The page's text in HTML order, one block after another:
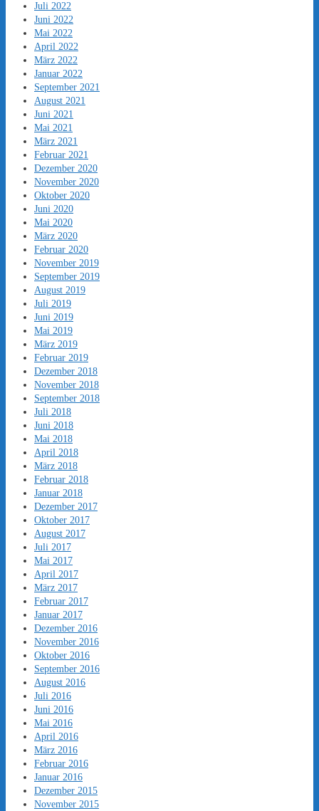
Juli 2022
Juni 2022
Mai 2022
April 2022
März 2022
Januar 2022
September 2021
August 2021
Juni 2021
Mai 2021
März 2021
Februar 2021
Dezember 2020
November 2020
Oktober 2020
Juni 2020
Mai 2020
März 2020
Februar 2020
November 2019
September 2019
August 2019
Juli 2019
Juni 2019
Mai 2019
März 2019
Februar 2019
Dezember 2018
November 2018
September 2018
Juli 2018
Juni 2018
Mai 2018
April 2018
März 2018
Februar 2018
Januar 2018
Dezember 2017
Oktober 2017
August 2017
Juli 2017
Mai 2017
April 2017
März 2017
Februar 2017
Januar 2017
Dezember 2016
November 2016
Oktober 2016
September 2016
August 2016
Juli 2016
Juni 2016
Mai 2016
April 2016
März 2016
Februar 2016
Januar 2016
Dezember 2015
November 2015